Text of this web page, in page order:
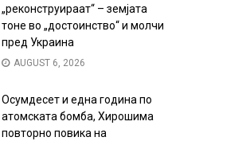
„реконструираат“ – земјата
тоне во „достоинство“ и молчи
пред Украина
AUGUST 6, 2026
Осумдесет и една година по
атомската бомба, Хирошима
повторно повика на